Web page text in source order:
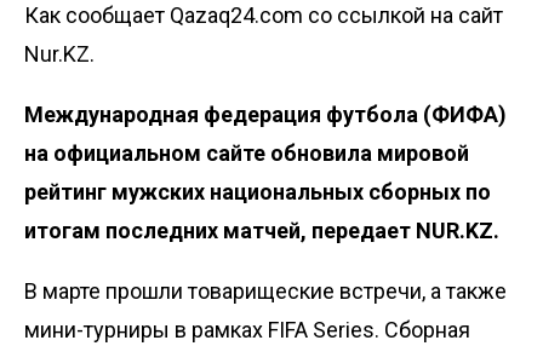
Как сообщает Qazaq24.com со ссылкой на сайт
Nur.KZ.
Международная федерация футбола (ФИФА)
на официальном сайте обновила мировой
рейтинг мужских национальных сборных по
итогам последних матчей, передает NUR.KZ.
В марте прошли товарищеские встречи, а также
мини-турниры в рамках FIFA Series. Сборная